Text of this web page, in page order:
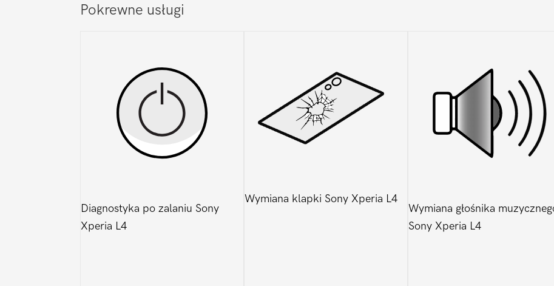
Pokrewne usługi
Diagnostyka po zalaniu Sony
Xperia L4
Wymiana klapki Sony Xperia L4
Wymiana głośnika
Sony Xperia L4